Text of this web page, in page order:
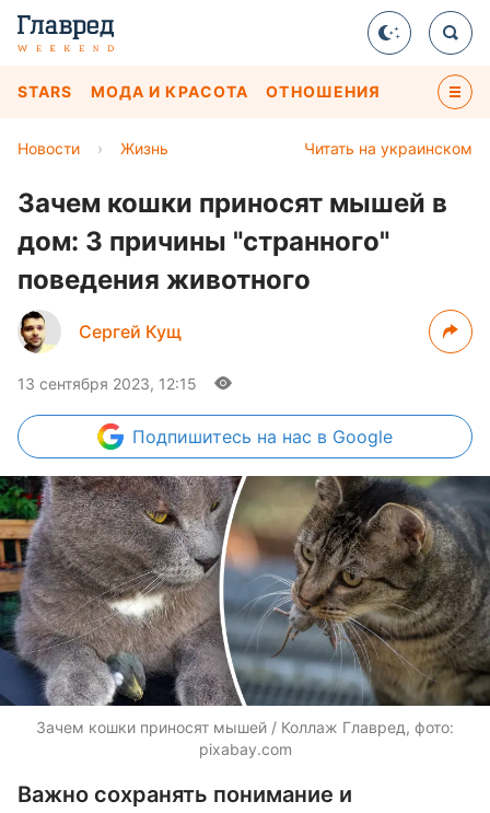
STARS МОДА И КРАСОТА ОТНОШЕНИЯ
Читать на украинском
Новости › Жизнь
Зачем кошки приносят мышей в
дом: 3 причины "странного"
поведения животного
Сергей Кущ
13 сентября 2023, 12:15
Подпишитесь на нас в Google
Зачем кошки приносят мышей / Коллаж Главред, фото:
pixabay.com
Важно сохранять понимание и